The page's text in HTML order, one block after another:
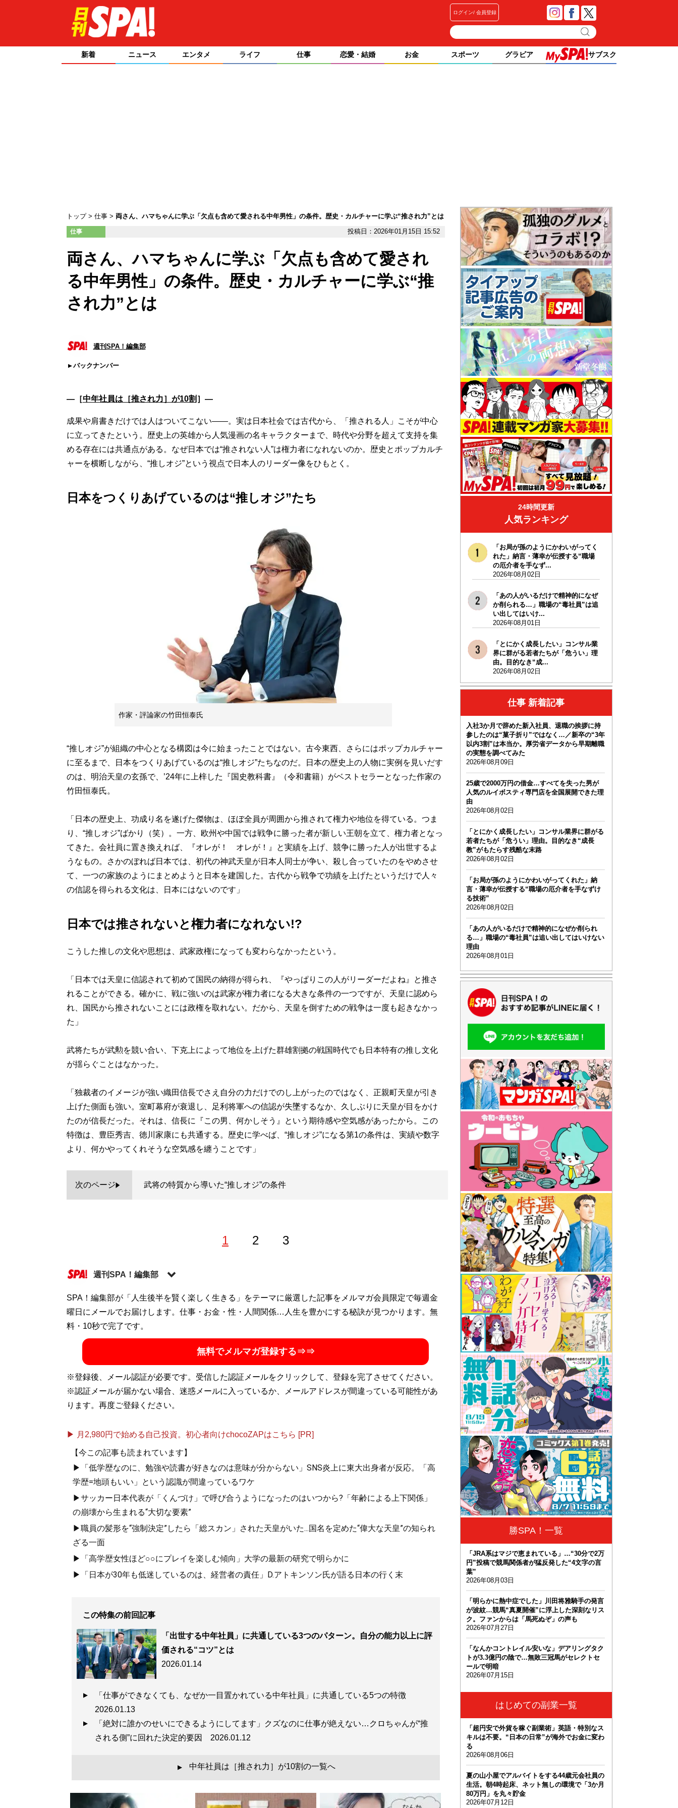
ログイン 会員登録
新着 ニュース エンタメ ライフ 仕事 恋愛・結婚 お金 スポーツ グラビア サブスク
トップ 仕事 両さん、ハマちゃんに学ぶ「欠点も含めて愛される中年男性」の条件。歴史・カルチャーに学ぶ“推され力”とは
仕事 投稿日：2026年01月15日 15:52
両さん、ハマちゃんに学ぶ「欠点も含めて愛され
る中年男性」の条件。歴史・カルチャーに学ぶ“推
され力”とは
週刊SPA！編集部
バックナンバー
―［中年社員は［推され力］が10割 ］―
成果や肩書きだけでは人はついてこない――。実は日本社会では古代から、「推される人」こそが中心
に立ってきたという。歴史上の英雄から人気漫画の名キャラクターまで、時代や分野を超えて支持を集
める存在には共通点がある。なぜ日本では“推されない人”は権力者になれないのか。歴史とポップカルチ
ャーを横断しながら、“推しオジ”という視点で日本人のリーダー像をひもとく。
日本をつくりあげているのは“推しオジ”たち
作家・評論家の竹田恒泰氏
“推しオジ”が組織の中心となる構図は今に始まったことではない。古今東西、さらにはポップカルチャー
に至るまで、日本をつくりあげているのは“推しオジ”たちなのだ。日本の歴史上の人物に実例を見いだす
のは、明治天皇の玄孫で、’24年に上梓した『国史教科書』（令和書籍）がベストセラーとなった作家の
竹田恒泰氏。
「日本の歴史上、功成り名を遂げた傑物は、ほぼ全員が周囲から推されて権力や地位を得ている。つま
り、“推しオジ”ばかり（笑）。一方、欧州や中国では戦争に勝った者が新しい王朝を立て、権力者となっ
てきた。会社員に置き換えれば、『オレが！ オレが！』と実績を上げ、競争に勝った人が出世するよ
うなもの。さかのぼれば日本では、初代の神武天皇が日本人同士が争い、殺し合っていたのをやめさせ
て、一つの家族のようにまとめようと日本を建国した。古代から戦争で功績を上げたというだけで人々
の信認を得られる文化は、日本にはないのです」
日本では推されないと権力者になれない!?
こうした推しの文化や思想は、武家政権になっても変わらなかったという。
「日本では天皇に信認されて初めて国民の納得が得られ、『やっぱりこの人がリーダーだよね』と推さ
れることができる。確かに、戦に強いのは武家が権力者になる大きな条件の一つですが、天皇に認めら
れ、国民から推されないことには政権を取れない。だから、天皇を倒すための戦争は一度も起きなかっ
た」
武将たちが武勲を競い合い、下克上によって地位を上げた群雄割拠の戦国時代でも日本特有の推し文化
が揺らぐことはなかった。
「独裁者のイメージが強い織田信長でさえ自分の力だけでのし上がったのではなく、正親町天皇が引き
上げた側面も強い。室町幕府が衰退し、足利将軍への信認が失墜するなか、久しぶりに天皇が目をかけ
たのが信長だった。それは、信長に『この男、何かしそう』という期待感や空気感があったから。この
特徴は、豊臣秀吉、徳川家康にも共通する。歴史に学べば、“推しオジ”になる第1の条件は、実績や数字
より、何かやってくれそうな空気感を纏うことです」
次のページ 武将の特質から導いた“推しオジ”の条件
1 2 3
週刊SPA！編集部
記事一覧へ
SPA！編集部が「人生後半を賢く楽しく生きる」をテーマに厳選した記事をメルマガ会員限定で毎週金
曜日にメールでお届けします。仕事・お金・性・人間関係…人生を豊かにする秘訣が見つかります。無
料・10秒で完了です。
無料でメルマガ登録する⇒⇒
※登録後、メール認証が必要です。受信した認証メールをクリックして、登録を完了させてください。
※認証メールが届かない場合、迷惑メールに入っているか、メールアドレスが間違っている可能性があ
ります。再度ご登録ください。
▶ 月2,980円で始める自己投資。初心者向けchocoZAPはこちら [PR]
【今この記事も読まれています】
▶「低学歴なのに、勉強や読書が好きなのは意味が分からない」SNS炎上に東大出身者が反応。「高
学歴=地頭もいい」という認識が間違っているワケ
▶サッカー日本代表が「くんづけ」で呼び合うようになったのはいつから?「年齢による上下関係」
の崩壊から生まれる“大切な要素”
▶職員の髪形を“強制決定”したら「総スカン」された天皇がいた...国名を定めた“偉大な天皇”の知られ
ざる一面
▶「高学歴女性ほど○○にプレイを楽しむ傾向」大学の最新の研究で明らかに
▶「日本が30年も低迷しているのは、経営者の責任」D.アトキンソン氏が語る日本の行く末
この特集の前回記事
「出世する中年社員」に共通している3つのパターン。自分の能力以上に評
価される“コツ”とは
2026.01.14
「仕事ができなくても、なぜか一目置かれている中年社員」に共通している5つの特徴
2026.01.13
「絶対に誰かのせいにできるようにしてます」クズなのに仕事が絶えない…クロちゃんが“推
される側”に回れた決定的要因 2026.01.12
▲ 中年社員は［推され力］が10割の一覧へ
24時間更新
人気ランキング
「お局が孫のようにかわいがってく
れた」納言・薄幸が伝授する“職場
の厄介者を手なず...
2026年08月02日
「あの人がいるだけで精神的になぜ
か削られる…」職場の“毒社員”は追
い出してはいけ...
2026年08月01日
「とにかく成長したい」コンサル業
界に群がる若者たちが「危うい」理
由。目的なき“成...
2026年08月02日
仕事 新着記事
入社3か月で辞めた新入社員、退職の挨拶に持
参したのは“菓子折り”ではなく…／新卒の“3年
以内3割”は本当か。厚労省データから早期離職
の実態を調べてみた
2026年08月09日
25歳で2000万円の借金…すべてを失った男が
人気のルイボスティ専門店を全国展開できた理
由
2026年08月02日
「とにかく成長したい」コンサル業界に群がる
若者たちが「危うい」理由。目的なき“成長
教”がもたらす残酷な末路
2026年08月02日
「お局が孫のようにかわいがってくれた」納
言・薄幸が伝授する“職場の厄介者を手なずけ
る技術”
2026年08月02日
「あの人がいるだけで精神的になぜか削られ
る…」職場の“毒社員”は追い出してはいけない
理由
2026年08月01日
勝SPA！一覧
「JRA系はマジで恵まれている」…“30分で2万
円”投稿で競馬関係者が猛反発した“4文字の言
葉”
2026年08月03日
「明らかに熱中症でした」川田将雅騎手の発言
が波紋…競馬“真夏開催”に浮上した深刻なリス
ク。ファンからは「馬死ぬぞ」の声も
2026年07月27日
「なんかコントレイル安いな」デアリングタク
トが3.3億円の陰で…無敗三冠馬がセレクトセ
ールで明暗
2026年07月15日
はじめての副業一覧
「超円安で外貨を稼ぐ副業術」英語・特別なス
キルは不要。“日本の日常”が海外でお金に変わ
る
2026年08月06日
夏の山小屋でアルバイトをする44歳元会社員の
生活。朝4時起床、ネット無しの環境で「3か月
80万円」を丸々貯金
2026年07月12日